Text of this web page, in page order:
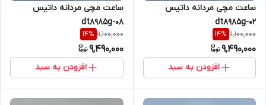
ساعت مچی مردانه داتیس
dt8985g-02
11,100,000
14%
9,490,000
افزودن به سبد
ساعت مچی مردانه داتیس
dt8985g-08
11,100,000
14%
9,490,000
افزودن به سبد